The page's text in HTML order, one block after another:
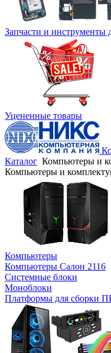
Запчасти и инструменты
Уцененные товары
Каталог Компьютеры и
Компьютеры и
Компьютеры
Компьютеры Салон 2116
Системные блоки
Моноблоки
Платформы для сборки